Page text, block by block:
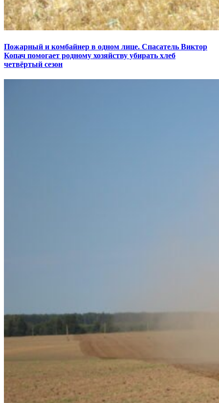
Пожарный и комбайнер в одном лице. Спасатель Виктор
Копач помогает родному хозяйству убирать хлеб
четвёртый сезон